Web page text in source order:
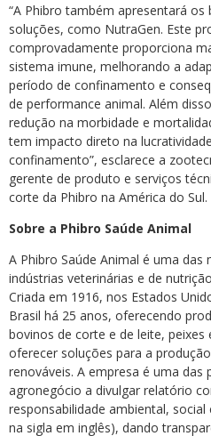
“A Phibro também apresentará os
soluções, como NutraGen. Este
comprovadamente proporciona
sistema imune, melhorando a
período de confinamento e
de performance animal. Além
redução na morbidade e
tem impacto direto na
confinamento”, esclarece a
gerente de produto e serviços
corte da Phibro na América do Sul.
Sobre a Phibro Saúde Animal
A Phibro Saúde Animal é uma das
indústrias veterinárias e de
Criada em 1916, nos Estados
Brasil há 25 anos, oferecendo
bovinos de corte e de leite, peixes
oferecer soluções para a
renováveis. A empresa é uma das
agronegócio a divulgar relatório
responsabilidade ambiental, social
na sigla em inglês), dando